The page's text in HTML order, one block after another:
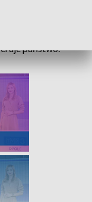
państwo.